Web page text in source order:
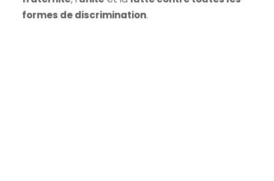
formes de discrimination.